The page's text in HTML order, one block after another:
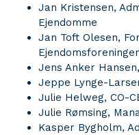
Jan Kristensen,
Ejendomme
Jan Toft Olesen,
Jens Anker
Jeppe Lynge-
Julie Helweg, CO-
Julie Rømsing,
Kasper Bygholm,